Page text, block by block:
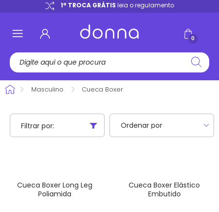
1ª TROCA GRÁTIS leia o regulamento
0
Masculino Cueca Boxer
Filtrar por:
Cueca Boxer Long Leg
Poliamida
Cueca Boxer Elástico
Embutido